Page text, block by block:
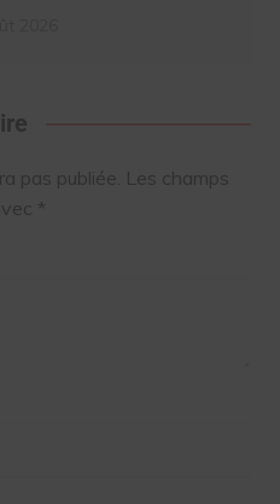
pas publiée. Les champs
*